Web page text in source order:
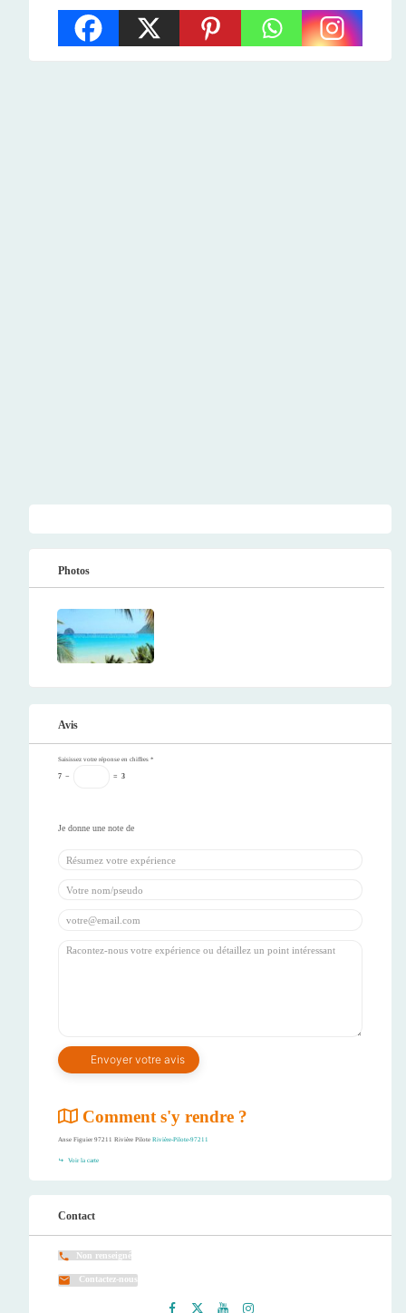
Photos
Avis
Saisissez votre réponse en chiffres *
7 − = 3
Comment s'y rendre ?
Anse Figuier 97211 Rivière Pilote Rivière-Pilote-97211
Voir la carte
Contact
Non renseigné
Contactez-nous